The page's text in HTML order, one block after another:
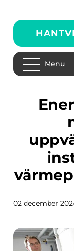
Menu
Energieffektiv och
02 december